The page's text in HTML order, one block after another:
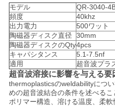
見
積
も
り
モデル
QR-3040-
頻度
40khz
出力電力
500ワット
陶磁器ディスク直径 30mm
陶磁器ディスクのQty4pcs
キャパシタンス
5.1-7.5nf
適用
超音波プラ
超音波溶接に影響を与える要
thermoplasticsのweldabilityにつ
めの超音波結合の条件を述べる
ポリマー構造、溶ける温度、柔